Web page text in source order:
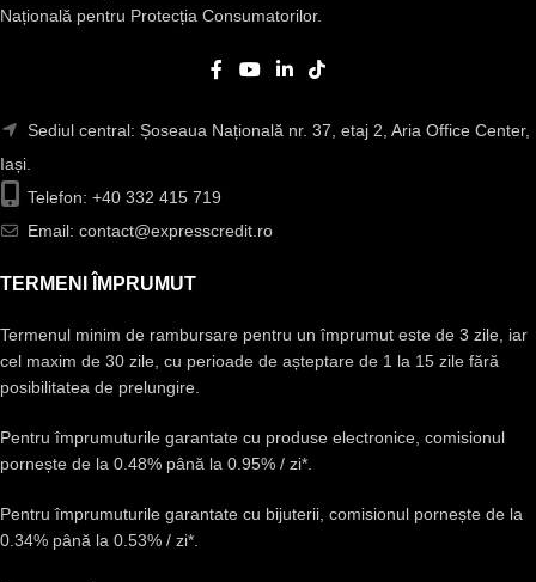
Națională pentru Protecția Consumatorilor.
Sediul central: Șoseaua Națională nr. 37, etaj 2, Aria Office Center,
Iași.
Telefon: +40 332 415 719
Email: contact@expresscredit.ro
TERMENI ÎMPRUMUT
Termenul minim de rambursare pentru un împrumut este de 3 zile, iar
cel maxim de 30 zile, cu perioade de așteptare de 1 la 15 zile fără
posibilitatea de prelungire.
Pentru împrumuturile garantate cu produse electronice, comisionul
pornește de la 0.48% până la 0.95% / zi*.
Pentru împrumuturile garantate cu bijuterii, comisionul pornește de la
0.34% până la 0.53% / zi*.